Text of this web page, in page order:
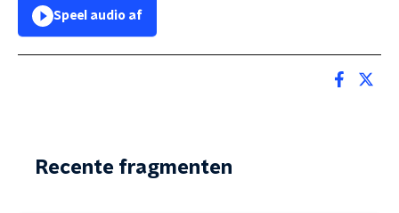
Speel audio af
Recente fragmenten